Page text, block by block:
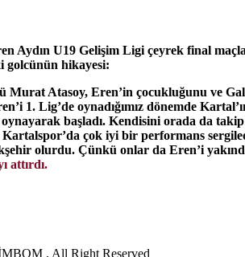
Aydın U19 Gelişim Ligi çeyrek final
golcünün hikayesi:
Atasoy, Eren’in çocukluğunu ve
1. Lig’de oynadığımız dönemde
başladı. Kendisini orada da
çok iyi bir performans
olurdu. Çünkü onlar da Eren’i
attırdı.
, All Right Reserved